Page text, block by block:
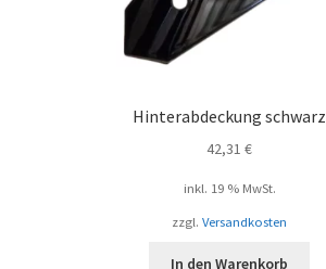
Hinterabdeckung schwarz
42,31€
inkl. 19 % MwSt.
zzgl.Versandkosten
In den Warenkorb